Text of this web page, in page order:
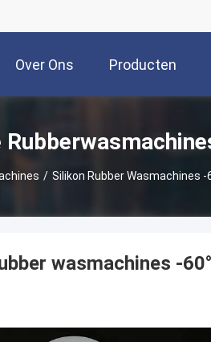
Over Ons Producten
/ Silikon Rubber Wasmachines
wasmachines -